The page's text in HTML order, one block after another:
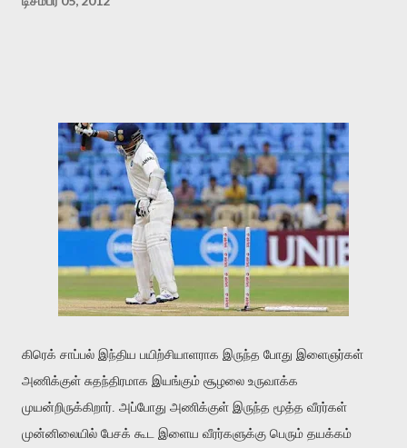
கிரெக் சாப்பல் இந்திய பயிற்சியாளராக இருந்த போது இளைஞர்கள்
அணிக்குள் சுதந்திரமாக இயங்கும் சூழலை உருவாக்க
முயன்றிருக்கிறார். அப்போது அணிக்குள் இருந்த மூத்த வீரர்கள்
முன்னிலையில் பேசக் கூட இளைய வீரர்களுக்கு பெரும் தயக்கம்